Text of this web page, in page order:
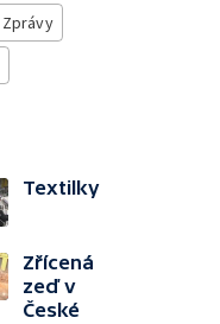
Zprávy
Textilky
Zřícená
zeď v
České